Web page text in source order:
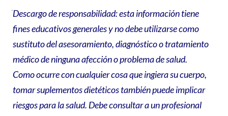
Descargo de responsabilidad: esta información tiene
fines educativos generales y no debe utilizarse como
sustituto del asesoramiento, diagnóstico o tratamiento
médico de ninguna afección o problema de salud.
Como ocurre con cualquier cosa que ingiera su cuerpo,
tomar suplementos dietéticos también puede implicar
riesgos para la salud. Debe consultar a un profesional